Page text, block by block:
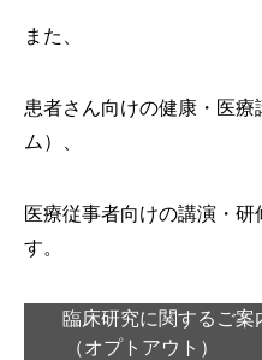
また、
患者さん向けの健康・医
ム）、
医療従事者向けの講演・
す。
臨床研究に関するご案
（オプトアウト）